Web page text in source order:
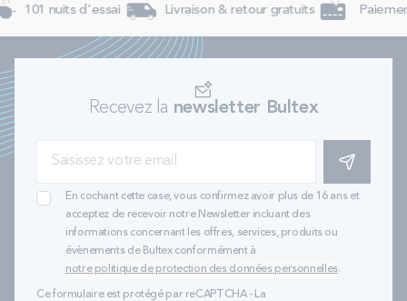
101 nuits d'essai Livraison & retour gratuits
Recevez la newsletter Bultex
S'INSCRIRE
En cochant cette case, vous confirmez avoir plus de 16 ans et
acceptez de recevoir notre Newsletter incluant des
informations concernant les offres, services, produits ou
évènements de Bultex conformément à
notre politique de protection des données personnelles.
Ce formulaire est protégé par reCAPTCHA - La